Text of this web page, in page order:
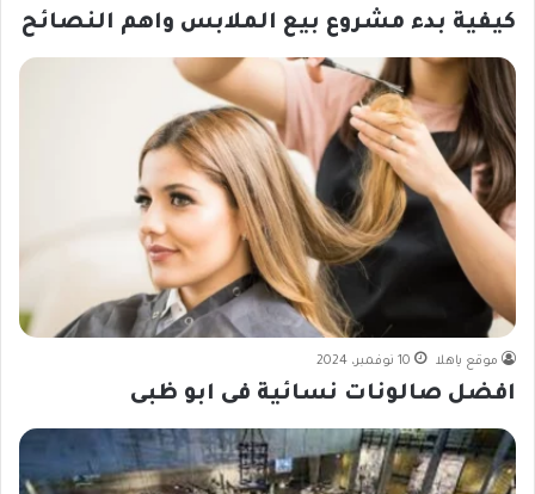
كيفية بدء مشروع بيع الملابس واهم النصائح
موقع ياهلا 10 نوفمبر، 2024
افضل صالونات نسائية فى ابو ظبى